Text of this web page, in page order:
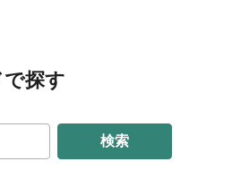
探す
検索